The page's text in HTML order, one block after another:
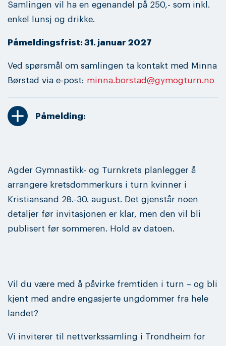
Samlingen vil ha en egenandel på 250,- som inkl.
enkel lunsj og drikke.
Påmeldingsfrist: 31. januar 2027
Ved spørsmål om samlingen ta kontakt med Minna
Børstad via e-post: minna.borstad@gymogturn.no
add Påmelding:
Agder Gymnastikk- og Turnkrets planlegger å
arrangere kretsdommerkurs i turn kvinner i
Kristiansand 28.-30. august. Det gjenstår noen
detaljer før invitasjonen er klar, men den vil bli
publisert før sommeren. Hold av datoen.
Vil du være med å påvirke fremtiden i turn – og bli
kjent med andre engasjerte ungdommer fra hele
landet?
Vi inviterer til nettverkssamling i Trondheim for